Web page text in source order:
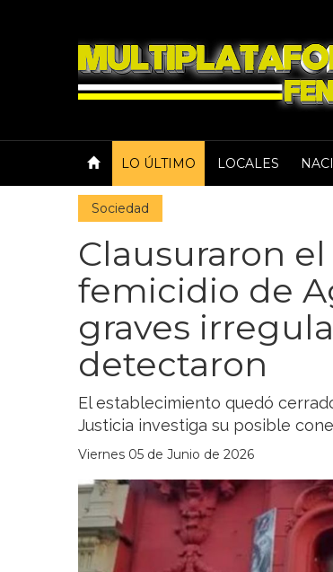
LO ÚLTIMO LOCALES
Sociedad
Clausuraron
femicidio de
graves
detectaron
El establecimiento quedó
Justicia investiga su posible
Viernes 05 de Junio de 2026